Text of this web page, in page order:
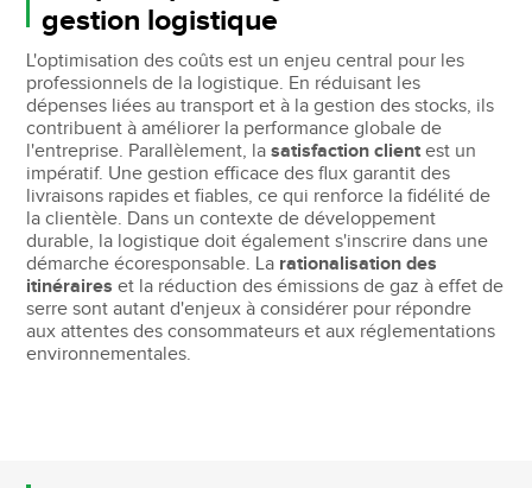
gestion logistique
L'optimisation des coûts est un enjeu central pour les
professionnels de la logistique. En réduisant les
dépenses liées au transport et à la gestion des stocks, ils
contribuent à améliorer la performance globale de
l'entreprise. Parallèlement, lasatisfaction client est un
impératif. Une gestion efficace des flux garantit des
livraisons rapides et fiables, ce qui renforce la fidélité de
la clientèle. Dans un contexte de développement
durable, la logistique doit également s'inscrire dans une
démarche écoresponsable. La rationalisation des
itinéraires et la réduction des émissions de gaz à effet de
serre sont autant d'enjeux à considérer pour répondre
aux attentes des consommateurs et aux réglementations
environnementales.